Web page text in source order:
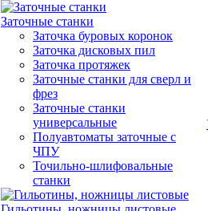
Заточные станки
Заточка буровых коронок
Заточка дисковых пил
Заточка протяжек
Заточные станки для сверл и
фрез
Заточные станки
универсальные
Полуавтоматы заточные с
ЧПУ
Точильно-шлифовальные
станки